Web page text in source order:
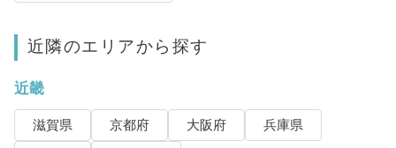
近隣のエリアから探す
近畿
滋賀県 京都府 大阪府
兵庫県